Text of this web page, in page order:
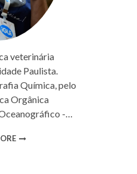
veterinária
Paulista.
Química, pelo
Orgânica
-…